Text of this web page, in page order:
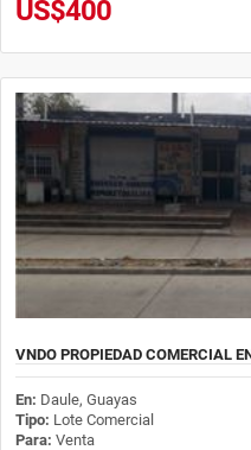
US$400
VNDO PROPIEDAD COMERCIAL
En: Daule, Guayas
Tipo: Lote Comercial
Para: Venta